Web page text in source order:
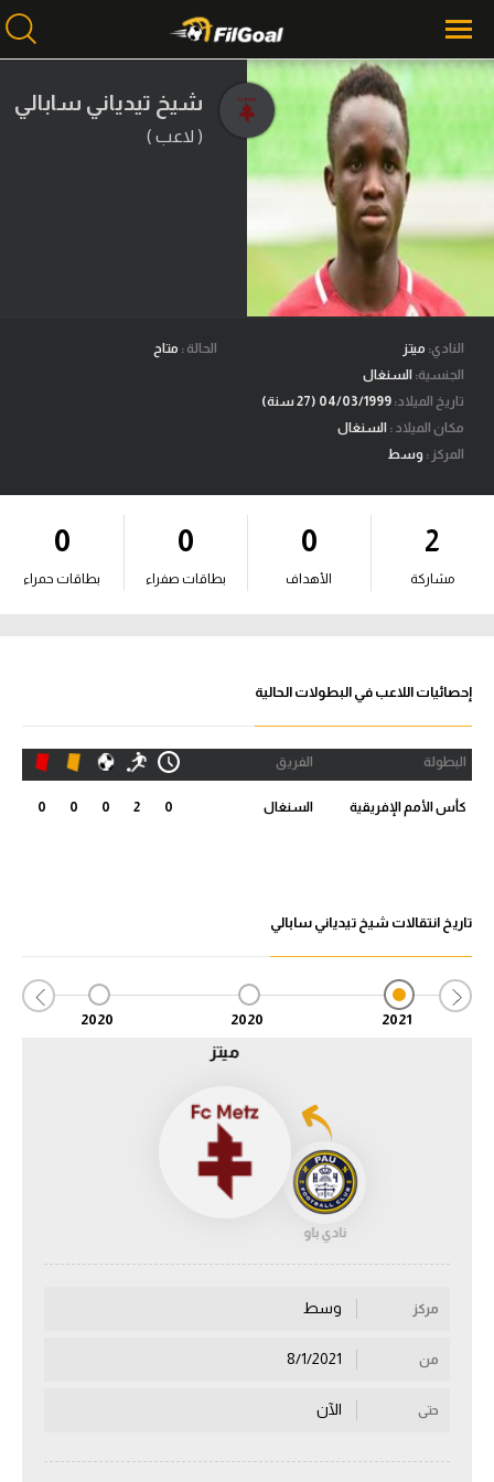
محتوى إخباري
الرئيسية
مباريات
ميركاتو
فانتازي في الجول
مسابقة التوقعات
فيديوهات
آراء حرة
ركن الألعاب
الدوري المصري
الدوري الإنجليزي الممتاز
الدوري الألماني
الدوري الفرنسي
دوري أبطال إفريقيا
أقسام
الكرة الإفريقية
منتخب مصر
شيخ تيدياني سابالي
( لاعب )
النادي: ميتز
الجنسية: السنغال
تاريخ الميلاد:
مكان الميلاد : السنغال
المركز : وسط
الحالة : متاح
2
مشاركة
0
الأهداف
0
بطاقات صفراء
0
بطاقات حمراء
إحصائيات اللاعب في البطولات الحالية
البطولة الفريق
كأس الأمم الإفريقية السنغال 0
2
0
0
0
تاريخ انتقالات شيخ تيدياني سابالي
2021
2020
2020
ميتز
نادي باو
مركز وسط
من
حتى الآن